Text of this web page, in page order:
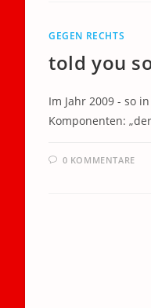
GEGEN RECHTS
told you
Im Jahr 2009 - so
Komponenten:
0 KOMMENTARE